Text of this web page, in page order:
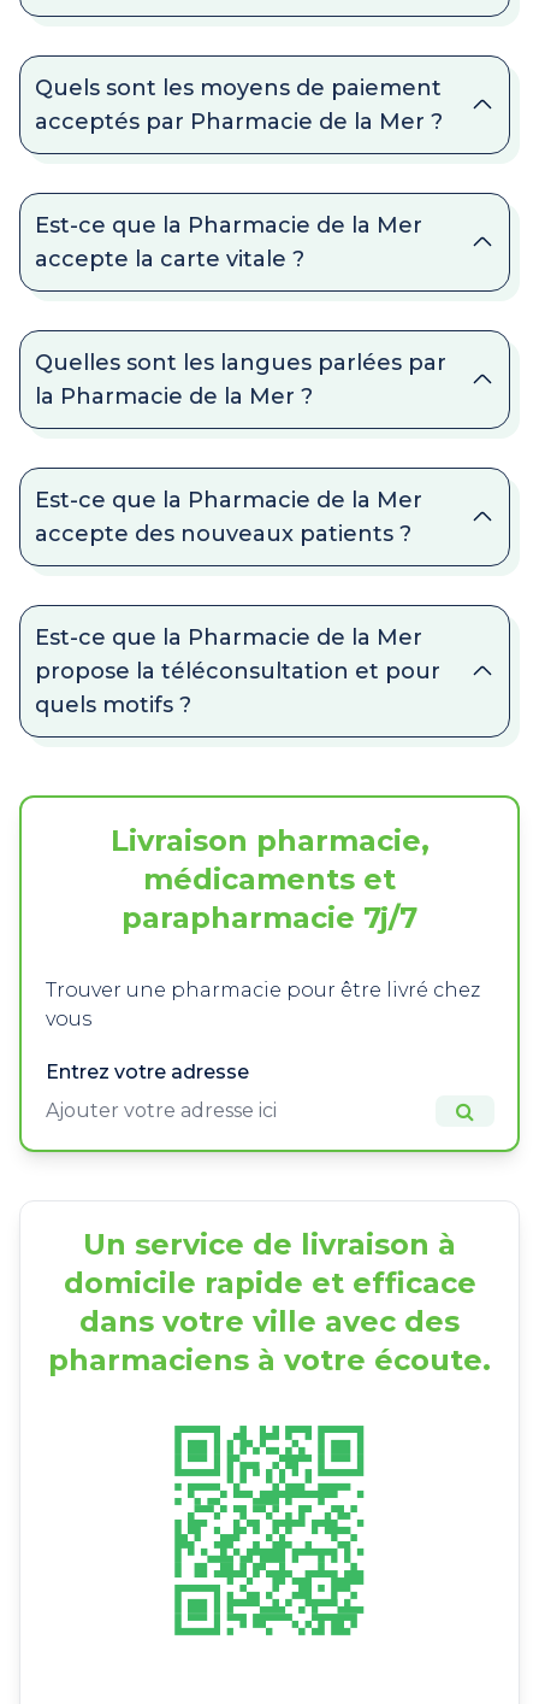
Quels sont les moyens de paiement
acceptés par Pharmacie de la Mer ?
Est-ce que la Pharmacie de la Mer
accepte la carte vitale ?
Quelles sont les langues parlées par
la Pharmacie de la Mer ?
Est-ce que la Pharmacie de la Mer
accepte des nouveaux patients ?
Est-ce que la Pharmacie de la Mer
propose la téléconsultation et pour
quels motifs ?
Livraison pharmacie,
médicaments et
parapharmacie 7j/7
Trouver une pharmacie pour être livré chez
vous
Entrez votre adresse
Un service de livraison à
domicile rapide et efficace
dans votre ville avec des
pharmaciens à votre écoute.